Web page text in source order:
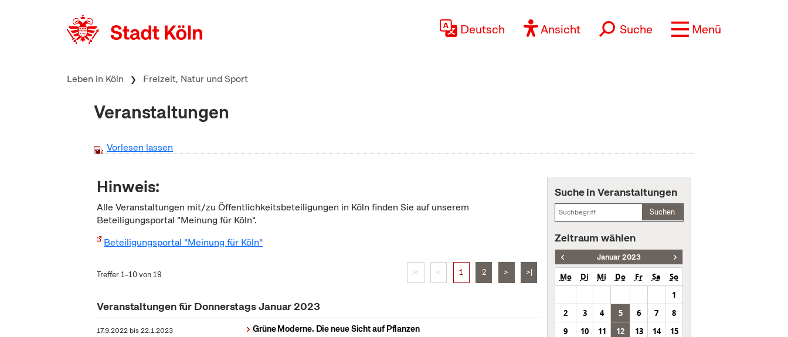
Deutsch Ansicht Suche Menü
Leben in Köln Freizeit, Natur und Sport
Veranstaltungen
Vorlesen lassen
Hinweis:
Alle Veranstaltungen mit/zu Öffentlichkeitsbeteiligungen in Köln finden Sie auf unserem
Beteiligungsportal "Meinung für Köln".
Beteiligungsportal "Meinung für Köln"
Treffer 1–10 von 19 |< < 1 2 > >|
Veranstaltungen für Donnerstags Januar 2023
17.9.2022 bis22.1.2023
Grüne Moderne. Die neue Sicht auf Pflanzen
Suche in Veranstaltungen
Suchen
Zeitraum wählen
Januar 2023
Mo Di Mi Do Fr Sa
So
1
2
3 4 5 6 7
8
9
10 11 12 13 14
15